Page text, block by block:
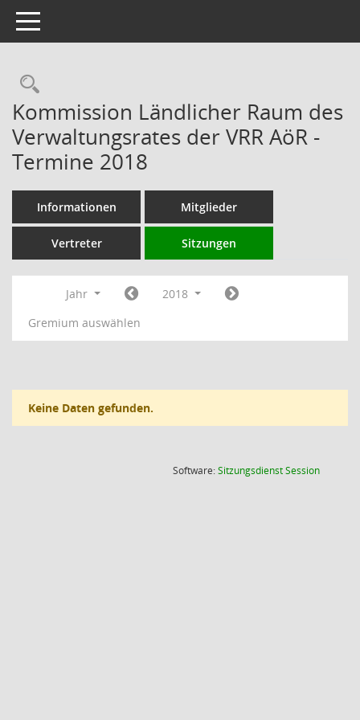
Toggle navigation
Rechercheauswahl
Kommission Ländlicher Raum des
Verwaltungsrates der VRR AöR -
Termine 2018
Informationen Mitglieder
Vertreter Sitzungen
Jahr
2018
Gremium auswählen
Keine Daten gefunden.
Software:SitzungsdienstSession(Wird in